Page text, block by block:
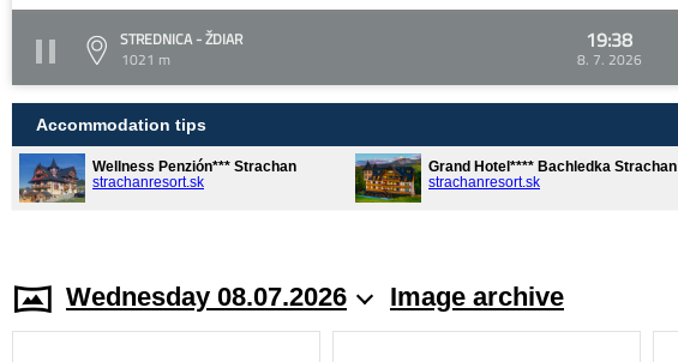
STREDNICA - ŽDIAR
1021 m
19:38
8. 7. 2026
Accommodation tips
Wellness Penzión*** Strachan
strachanresort.sk
Grand Hotel**** Bachledka Strachan
strachanresort.sk
Wednesday 08.07.2026 Image archive